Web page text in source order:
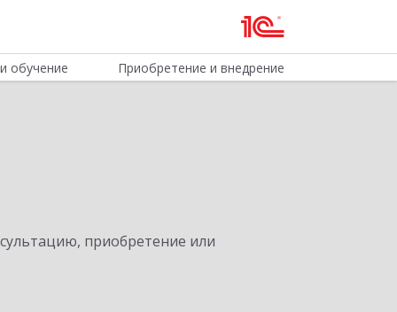
обучение Приобретение и внедрение
приобретение или